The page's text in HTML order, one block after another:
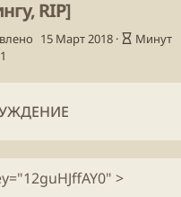
RIP]
15 Март 2018
В
т
е
Минут
>